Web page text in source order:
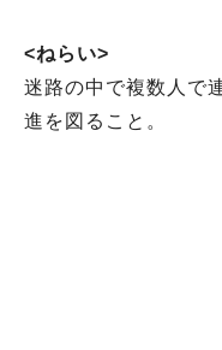
<ねらい>
迷路の中で複数人で
進を図ること。